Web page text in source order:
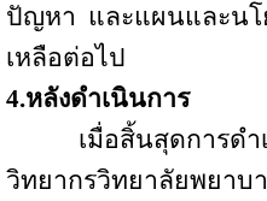
ปัญหา และแผนและน
เหลือต่อไป
4.หลังดำเนินการ
เมื่อสิ้นสุดการดำ
วิทยากรวิทยาลัยพยาบ